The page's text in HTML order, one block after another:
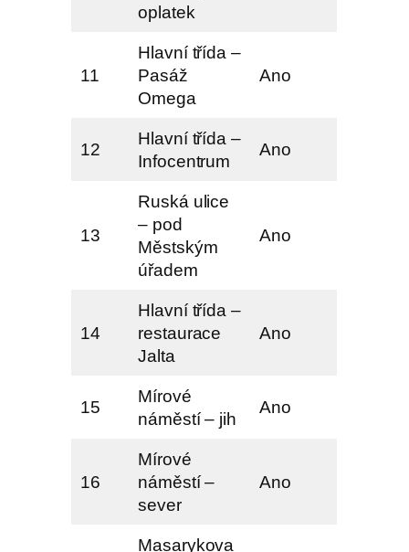
oplatek
11
Hlavní třída –
Pasáž
Omega
Ano
12
Hlavní třída –
Infocentrum
Ano
13
Ruská ulice
– pod
Městským
úřadem
Ano
14
Hlavní třída –
restaurace
Jalta
Ano
15
Mírové
náměstí – jih
Ano
16
Mírové
náměstí –
sever
Ano
Masarykova